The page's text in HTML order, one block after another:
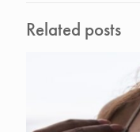
Related posts